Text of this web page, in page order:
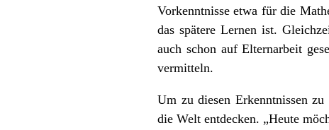
Vorkenntnisse etwa für die
das spätere Lernen ist.
auch schon auf Elternarbeit
vermitteln.
Um zu diesen Erkenntnissen
die Welt entdecken. „Heute